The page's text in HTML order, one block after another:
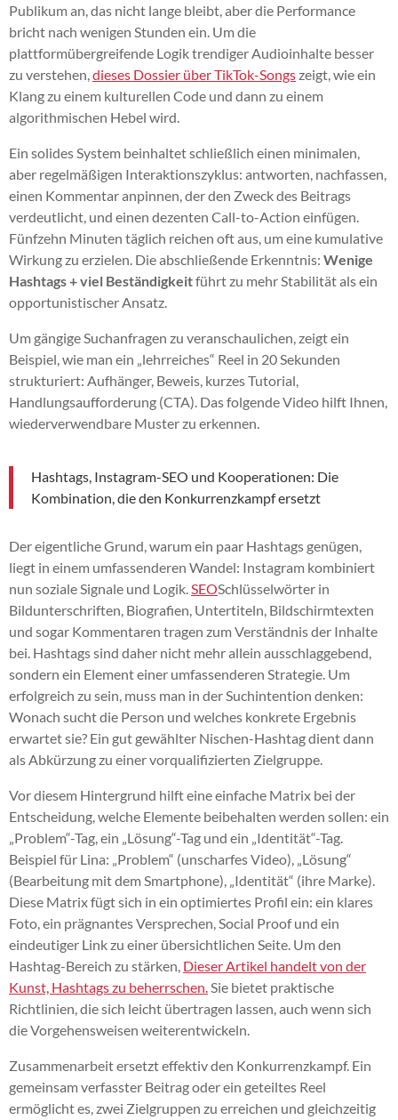
Publikum an, das nicht lange bleibt, aber die Performance
bricht nach wenigen Stunden ein. Um die
plattformübergreifende Logik trendiger Audioinhalte besser
zu verstehen,dieses Dossier über TikTok-Songszeigt, wie ein
Klang zu einem kulturellen Code und dann zu einem
algorithmischen Hebel wird.
Ein solides System beinhaltet schließlich einen minimalen,
aber regelmäßigen Interaktionszyklus: antworten, nachfassen,
einen Kommentar anpinnen, der den Zweck des Beitrags
verdeutlicht, und einen dezenten Call-to-Action einfügen.
Fünfzehn Minuten täglich reichen oft aus, um eine kumulative
Wirkung zu erzielen. Die abschließende Erkenntnis: Wenige
Hashtags + viel Beständigkeitführt zu mehr Stabilität als ein
opportunistischer Ansatz.
Um gängige Suchanfragen zu veranschaulichen, zeigt ein
Beispiel, wie man ein „lehrreiches“ Reel in 20 Sekunden
strukturiert: Aufhänger, Beweis, kurzes Tutorial,
Handlungsaufforderung (CTA). Das folgende Video hilft Ihnen,
wiederverwendbare Muster zu erkennen.
Hashtags, Instagram-SEO und Kooperationen: Die
Kombination, die den Konkurrenzkampf ersetzt
Der eigentliche Grund, warum ein paar Hashtags genügen,
liegt in einem umfassenderen Wandel: Instagram kombiniert
nun soziale Signale und Logik.SEOSchlüsselwörter in
Bildunterschriften, Biografien, Untertiteln, Bildschirmtexten
und sogar Kommentaren tragen zum Verständnis der Inhalte
bei. Hashtags sind daher nicht mehr allein ausschlaggebend,
sondern ein Element einer umfassenderen Strategie. Um
erfolgreich zu sein, muss man in der Suchintention denken:
Wonach sucht die Person und welches konkrete Ergebnis
erwartet sie? Ein gut gewählter Nischen-Hashtag dient dann
als Abkürzung zu einer vorqualifizierten Zielgruppe.
Vor diesem Hintergrund hilft eine einfache Matrix bei der
Entscheidung, welche Elemente beibehalten werden sollen: ein
„Problem“-Tag, ein „Lösung“-Tag und ein „Identität“-Tag.
Beispiel für Lina: „Problem“ (unscharfes Video), „Lösung“
(Bearbeitung mit dem Smartphone), „Identität“ (ihre Marke).
Diese Matrix fügt sich in ein optimiertes Profil ein: ein klares
Foto, ein prägnantes Versprechen, Social Proof und ein
eindeutiger Link zu einer übersichtlichen Seite. Um den
Hashtag-Bereich zu stärken, Dieser Artikel handelt von der
Kunst, Hashtags zu beherrschen.Sie bietet praktische
Richtlinien, die sich leicht übertragen lassen, auch wenn sich
die Vorgehensweisen weiterentwickeln.
Zusammenarbeit ersetzt effektiv den Konkurrenzkampf. Ein
gemeinsam verfasster Beitrag oder ein geteiltes Reel
ermöglicht es, zwei Zielgruppen zu erreichen und gleichzeitig